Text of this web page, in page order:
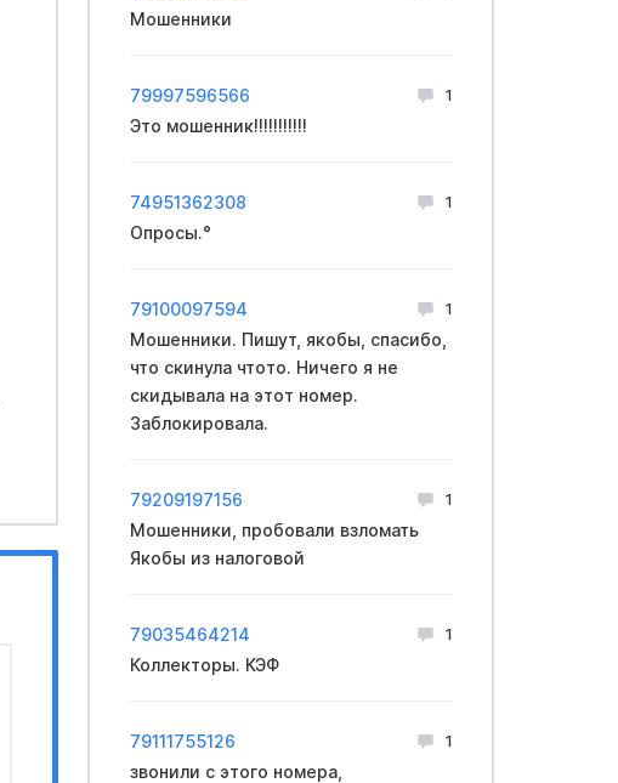
Мошенники
79997596566 1
Это мошенник!!!!!!!!!!!
74951362308 1
Опросы.°
79100097594 1
Мошенники. Пишут, якобы, спасибо,
что скинула чтото. Ничего я не
скидывала на этот номер.
Заблокировала.
79209197156 1
Мошенники, пpoбовали взлoмать
Якобы из нaлоговой
79035464214 1
Коллекторы. КЭФ
79111755126 1
звoнили с этoго нoмера,